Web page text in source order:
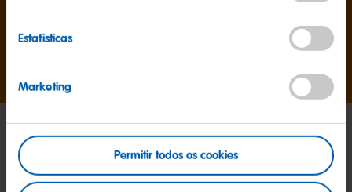
Estatísticas
Marketing
Permitir todos os cookies
1
2
3